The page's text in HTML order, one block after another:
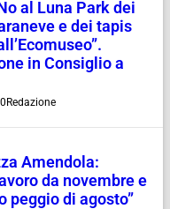
al Luna Park dei
e dei tapis
in Consiglio a
Redazione
Amendola:
da novembre e
peggio di agosto”